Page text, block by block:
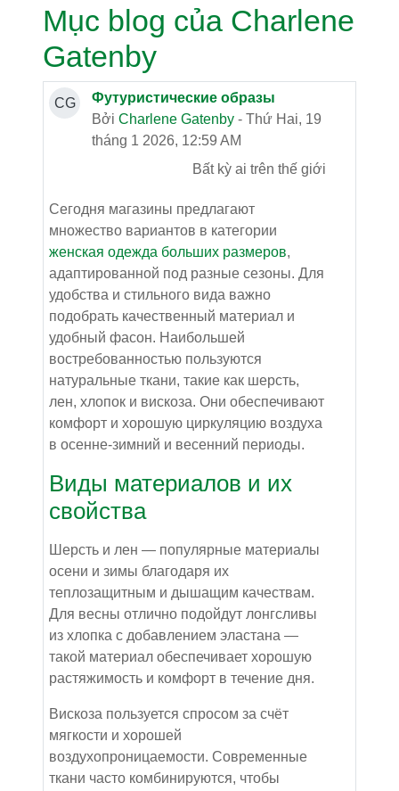
Mục blog của Charlene
Gatenby
CG
Футуристические образы
Bởi Charlene Gatenby - Thứ Hai, 19
tháng 1 2026, 12:59 AM
Bất kỳ ai trên thế giới
Сегодня магазины предлагают
множество вариантов в категории
женская одежда больших размеров,
адаптированной под разные сезоны. Для
удобства и стильного вида важно
подобрать качественный материал и
удобный фасон. Наибольшей
востребованностью пользуются
натуральные ткани, такие как шерсть,
лен, хлопок и вискоза. Они обеспечивают
комфорт и хорошую циркуляцию воздуха
в осенне-зимний и весенний периоды.
Виды материалов и их
свойства
Шерсть и лен — популярные материалы
осени и зимы благодаря их
теплозащитным и дышащим качествам.
Для весны отлично подойдут лонгсливы
из хлопка с добавлением эластана —
такой материал обеспечивает хорошую
растяжимость и комфорт в течение дня.
Вискоза пользуется спросом за счёт
мягкости и хорошей
воздухопроницаемости. Современные
ткани часто комбинируются, чтобы